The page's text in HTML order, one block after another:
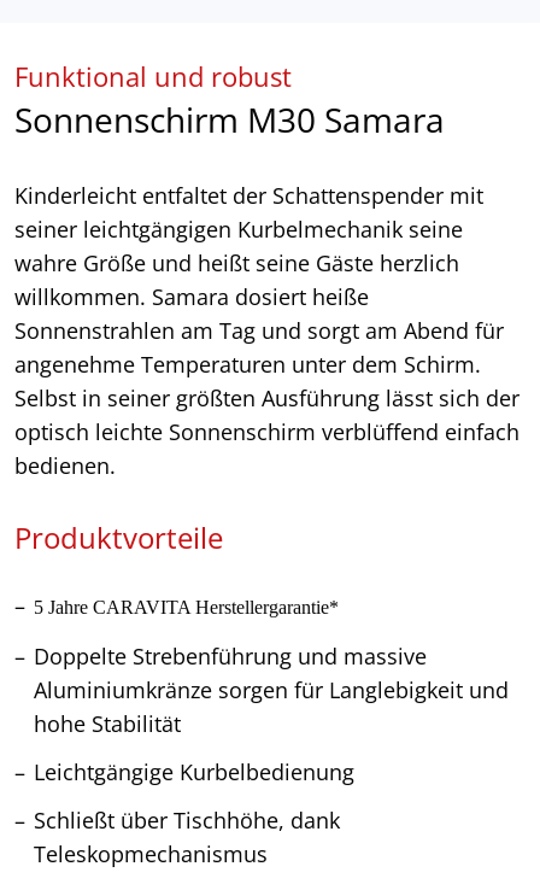
Funktional und robust
Sonnenschirm M30 Samara
Kinderleicht entfaltet der Schattenspender mit
seiner leichtgängigen Kurbelmechanik seine
wahre Größe und heißt seine Gäste herzlich
willkommen. Samara dosiert heiße
Sonnenstrahlen am Tag und sorgt am Abend für
angenehme Temperaturen unter dem Schirm.
Selbst in seiner größten Ausführung lässt sich der
optisch leichte Sonnenschirm verblüffend einfach
bedienen.
Produktvorteile
5 Jahre CARAVITA Herstellergarantie*
Doppelte Strebenführung und massive
Aluminiumkränze sorgen für Langlebigkeit und
hohe Stabilität
Leichtgängige Kurbelbedienung
Schließt über Tischhöhe, dank
Teleskopmechanismus